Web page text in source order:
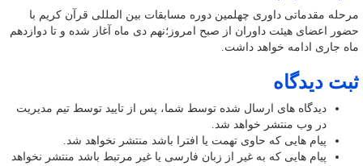
مرحله مقدماتی داوری چهلمین دوره مسابقات بین المللی قرآن کریم با
حضور اعضای هیئت داوران از صبح امروز؛نهم دی ماه آغاز شده و تا دوازدهم
ماه جاری ادامه خواهد داشت.
ثبت دیدگاه
دیدگاه های ارسال شده توسط شما، پس از تایید توسط تیم مدیریت
در وب منتشر خواهد شد.
پیام هایی که حاوی تهمت یا افترا باشد منتشر نخواهد شد.
پیام هایی که به غیر از زبان فارسی یا غیر مرتبط باشد منتشر نخواهد